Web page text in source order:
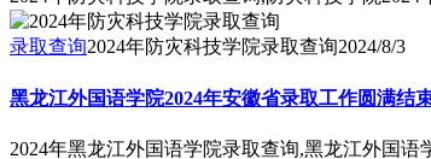
录取查询2024年防灾科技学院录取查询2024/8/3
黑龙江外国语学院2024年安徽省录取工作圆满结
2024年黑龙江外国语学院录取查询,黑龙江外国语